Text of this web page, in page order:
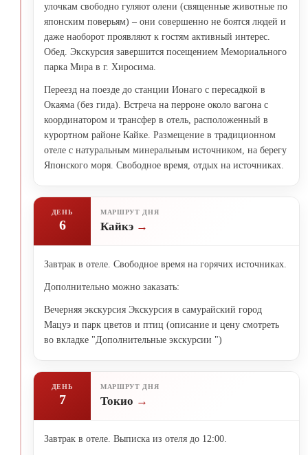
улочкам свободно гуляют олени (священные животные по
японским поверьям) – они совершенно не боятся людей и
даже наоборот проявляют к гостям активный интерес.
Обед. Экскурсия завершится посещением Мемориального
парка Мира в г. Хиросима.
Переезд на поезде до станции Ионаго с пересадкой в
Окаяма (без гида). Встреча на перроне около вагона с
координатором и трансфер в отель, расположенный в
курортном районе Кайке. Размещение в традиционном
отеле с натуральным минеральным источником, на берегу
Японского моря. Свободное время, отдых на источниках.
ДЕНЬ
6
МАРШРУТ ДНЯ
Кайкэ
Завтрак в отеле. Свободное время на горячих источниках.
Дополнительно можно заказать:
Вечерняя экскурсия Экскурсия в самурайский город
Мацуэ и парк цветов и птиц (описание и цену смотреть
во вкладке "Дополнительные экскурсии ")
ДЕНЬ
7
МАРШРУТ ДНЯ
Токио
Завтрак в отеле. Выписка из отеля до 12:00.